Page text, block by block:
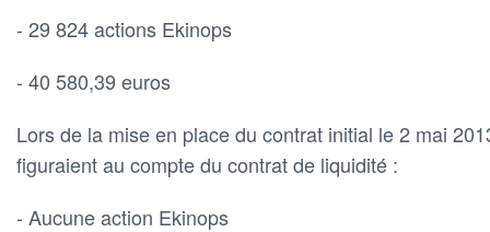
- 29 824 actions Ekinops
- 40 580,39 euros
Lors de la mise en place du contrat initial le 2 mai
figuraient au compte du contrat de liquidité :
- Aucune action Ekinops